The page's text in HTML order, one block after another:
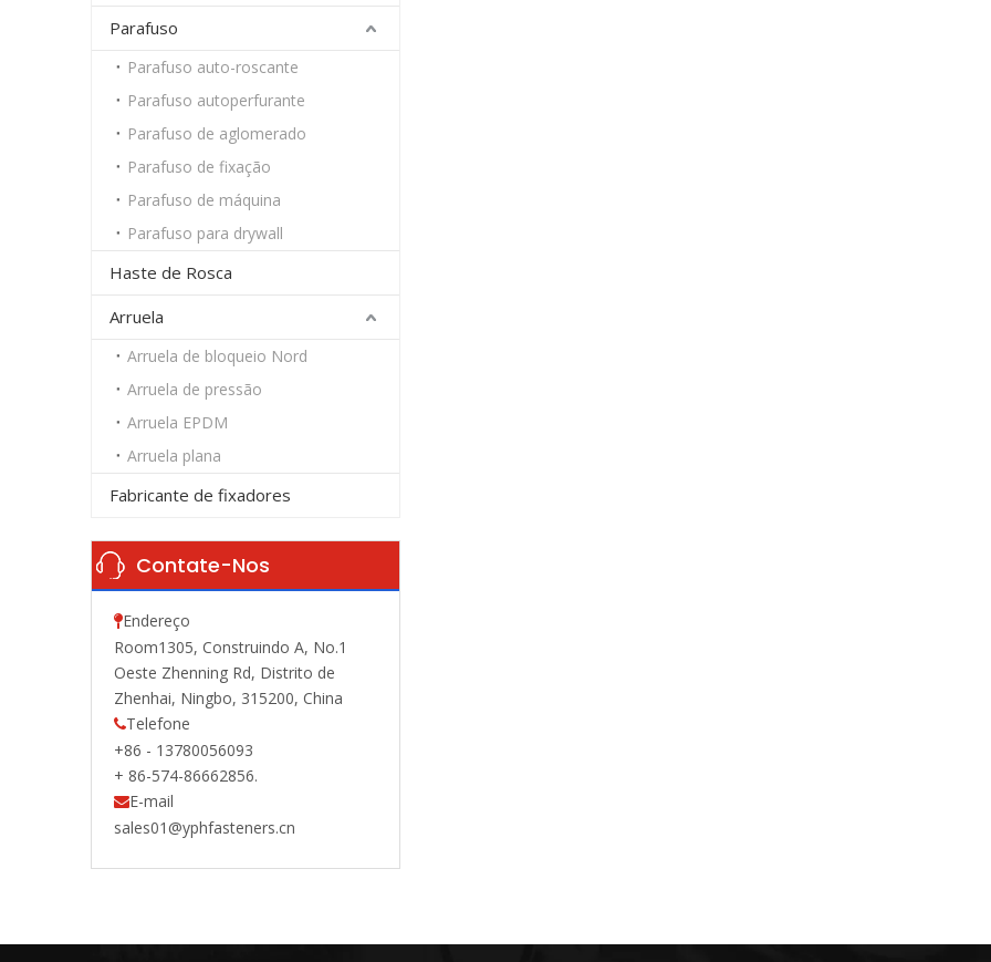
Parafuso
Parafuso auto-roscante
Parafuso autoperfurante
Parafuso de aglomerado
Parafuso de fixação
Parafuso de máquina
Parafuso para drywall
Haste de Rosca
Arruela
Arruela de bloqueio Nord
Arruela de pressão
Arruela EPDM
Arruela plana
Fabricante de fixadores
Contate-Nos
Endereço
Room1305, Construindo A, No.1
Oeste Zhenning Rd, Distrito de
Zhenhai, Ningbo, 315200, China
Telefone
+86 - 13780056093
+ 86-574-86662856.
E-mail
sales01@yphfasteners.cn